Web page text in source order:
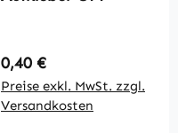
Regulärer Preis:
0,40 €
Preise exkl. MwSt. zzgl.
Versandkosten